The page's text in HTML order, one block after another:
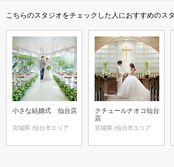
こちらのスタジオをチェックした人におすすめのス
小さな結婚式 仙台店
宮城県 /仙台市エリア
クチュールナオコ仙台
店
宮城県 /仙台市エリア